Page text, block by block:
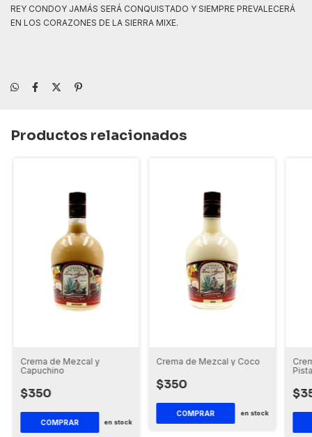
REY CONDOY JAMÁS SERÁ CONQUISTADO Y SIEMPRE PREVALECERÁ
EN LOS CORAZONES DE LA SIERRA MIXE.
Productos relacionados
Crema de Mezcal y
Capuchino
$350
COMPRAR en stock
Crema de Mezcal y Coco
$350
COMPRAR en stock